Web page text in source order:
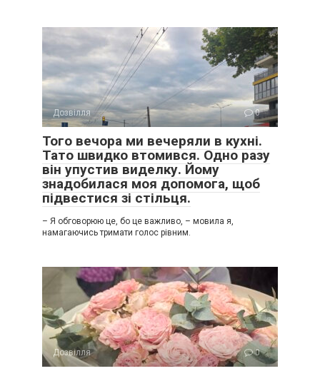
Дозвілля 0
Того вечора ми вечеряли в кухні.
Тато швидко втомився. Одно разу
він упустив виделку. Йому
знадобилася моя допомога, щоб
підвестися зі стільця.
– Я обговорюю це, бо це важливо, – мовила я,
намагаючись тримати голос рівним.
Дозвілля 0